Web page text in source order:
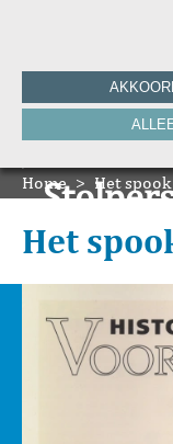
Home
Historie
Bronnen
De Krant
Nieuws
HVV-
Onze
Foto's van
ANBI
Home > Het
Het